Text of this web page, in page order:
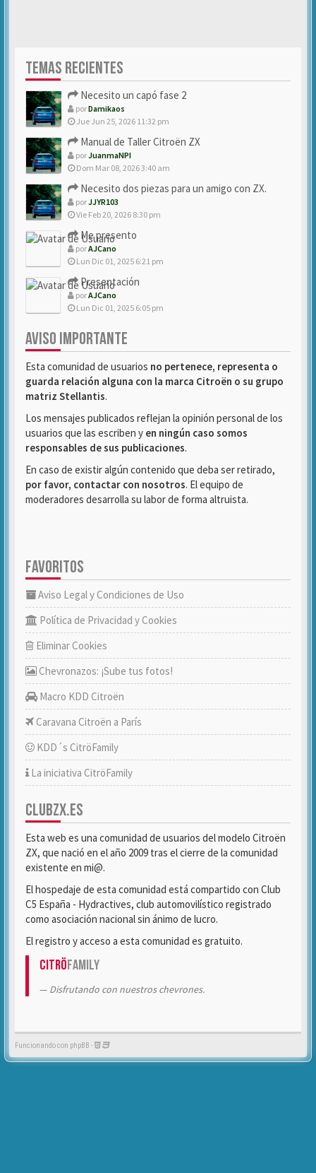
TEMAS RECIENTES
Necesito un capó fase 2
porDamikaos
Jue Jun 25, 2026 11:32 pm
Manual de Taller Citroën ZX
porJuanmaNPI
Dom Mar 08, 2026 3:40 am
Necesito dos piezas para un amigo con ZX.
porJJYR103
Vie Feb 20, 2026 8:30 pm
Me presento
porAJCano
Lun Dic 01, 2025 6:21 pm
Presentación
porAJCano
Lun Dic 01, 2025 6:05 pm
AVISO IMPORTANTE
Esta comunidad de usuarios no pertenece, representa o
guarda relación alguna con la marca Citroën o su grupo
matriz Stellantis.
Los mensajes publicados reflejan la opinión personal de los
usuarios que las escriben y en ningún caso somos
responsables de sus publicaciones.
En caso de existir algún contenido que deba ser retirado,
por favor, contactar con nosotros. El equipo de
moderadores desarrolla su labor de forma altruista.
FAVORITOS
Aviso Legal y Condiciones de Uso
Política de Privacidad y Cookies
Eliminar Cookies
Chevronazos: ¡Sube tus fotos!
Macro KDD Citroën
Caravana Citroën a París
KDD´s CitröFamily
La iniciativa CitröFamily
CLUBZX.ES
Esta web es una comunidad de usuarios del modelo Citroën
ZX, que nació en el año 2009 tras el cierre de la comunidad
existente en mi@.
El hospedaje de esta comunidad está compartido con Club
C5 España - Hydractives, club automovilístico registrado
como asociación nacional sin ánimo de lucro.
El registro y acceso a esta comunidad es gratuito.
CitröFamily
Disfrutando con nuestros chevrones.
Funcionando con phpBB -